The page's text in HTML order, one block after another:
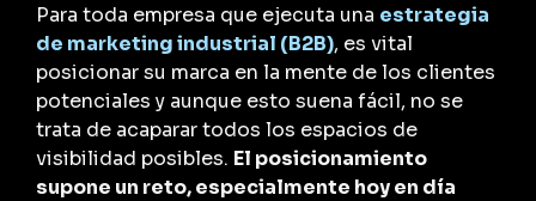
Para toda empresa que ejecuta una estrategia
de marketing industrial (B2B), es vital
posicionar su marca en la mente de los clientes
potenciales y aunque esto suena fácil, no se
trata de acaparar todos los espacios de
visibilidad posibles. El posicionamiento
supone un reto, especialmente hoy en día